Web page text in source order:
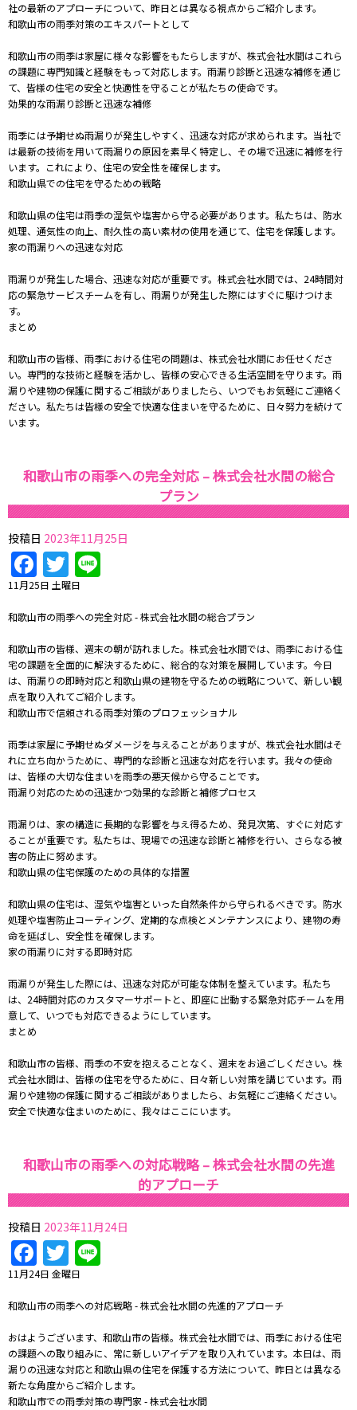
社の最新のアプローチについて、昨日とは異なる視点からご紹介します。
和歌山市の雨季対策のエキスパートとして
和歌山市の雨季は家屋に様々な影響をもたらしますが、株式会社水間はこれら
の課題に専門知識と経験をもって対応します。雨漏り診断と迅速な補修を通じ
て、皆様の住宅の安全と快適性を守ることが私たちの使命です。
効果的な雨漏り診断と迅速な補修
雨季には予期せぬ雨漏りが発生しやすく、迅速な対応が求められます。当社で
は最新の技術を用いて雨漏りの原因を素早く特定し、その場で迅速に補修を行
います。これにより、住宅の安全性を確保します。
和歌山県での住宅を守るための戦略
和歌山県の住宅は雨季の湿気や塩害から守る必要があります。私たちは、防水
処理、通気性の向上、耐久性の高い素材の使用を通じて、住宅を保護します。
家の雨漏りへの迅速な対応
雨漏りが発生した場合、迅速な対応が重要です。株式会社水間では、24時間対
応の緊急サービスチームを有し、雨漏りが発生した際にはすぐに駆けつけま
す。
まとめ
和歌山市の皆様、雨季における住宅の問題は、株式会社水間にお任せくださ
い。専門的な技術と経験を活かし、皆様の安心できる生活空間を守ります。雨
漏りや建物の保護に関するご相談がありましたら、いつでもお気軽にご連絡く
ださい。私たちは皆様の安全で快適な住まいを守るために、日々努力を続けて
います。
和歌山市の雨季への完全対応 – 株式会社水間の総合
プラン
投稿日 2023年11月25日
Facebook
Twitter
11月25日 土曜日
和歌山市の雨季への完全対応 - 株式会社水間の総合プラン
和歌山市の皆様、週末の朝が訪れました。株式会社水間では、雨季における住
宅の課題を全面的に解決するために、総合的な対策を展開しています。今日
は、雨漏りの即時対応と和歌山県の建物を守るための戦略について、新しい観
点を取り入れてご紹介します。
和歌山市で信頼される雨季対策のプロフェッショナル
雨季は家屋に予期せぬダメージを与えることがありますが、株式会社水間はそ
れに立ち向かうために、専門的な診断と迅速な対応を行います。我々の使命
は、皆様の大切な住まいを雨季の悪天候から守ることです。
雨漏り対応のための迅速かつ効果的な診断と補修プロセス
雨漏りは、家の構造に長期的な影響を与え得るため、発見次第、すぐに対応す
ることが重要です。私たちは、現場での迅速な診断と補修を行い、さらなる被
害の防止に努めます。
和歌山県の住宅保護のための具体的な措置
和歌山県の住宅は、湿気や塩害といった自然条件から守られるべきです。防水
処理や塩害防止コーティング、定期的な点検とメンテナンスにより、建物の寿
命を延ばし、安全性を確保します。
家の雨漏りに対する即時対応
雨漏りが発生した際には、迅速な対応が可能な体制を整えています。私たち
は、24時間対応のカスタマーサポートと、即座に出動する緊急対応チームを用
意して、いつでも対応できるようにしています。
まとめ
和歌山市の皆様、雨季の不安を抱えることなく、週末をお過ごしください。株
式会社水間は、皆様の住宅を守るために、日々新しい対策を講じています。雨
漏りや建物の保護に関するご相談がありましたら、お気軽にご連絡ください。
安全で快適な住まいのために、我々はここにいます。
和歌山市の雨季への対応戦略 – 株式会社水間の先進
的アプローチ
投稿日 2023年11月24日
Facebook
Twitter
11月24日 金曜日
和歌山市の雨季への対応戦略 - 株式会社水間の先進的アプローチ
おはようございます、和歌山市の皆様。株式会社水間では、雨季における住宅
の課題への取り組みに、常に新しいアイデアを取り入れています。本日は、雨
漏りの迅速な対応と和歌山県の住宅を保護する方法について、昨日とは異なる
新たな角度からご紹介します。
和歌山市での雨季対策の専門家 - 株式会社水間